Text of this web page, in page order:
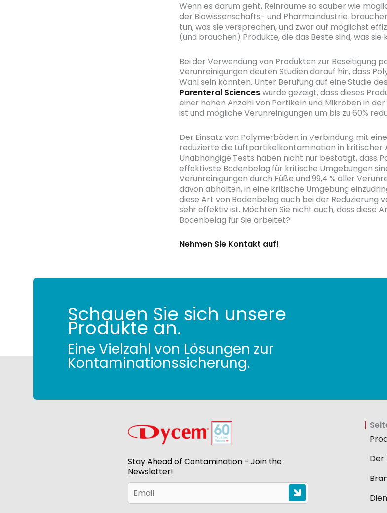
Wenn es darum geht, Reinräume so sauber wie
der Biowissenschafts- und Pharmaindustrie,
tun, was sie versprechen, und zwar auf möglichst
(und brauchen) Produkte, die das Beste sind, was sie
Bei der Verwendung von Produkten zur Beseitigung
Verunreinigungen deuten Studien darauf hin, dass
Wahl sein könnten. Unter Berufung auf eine Studie des
Parenteral Scienceswurde gezeigt, dass dieses
einer hohen Anzahl von Partikeln und Mikroben in
ist und mögliche Verunreinigungen um bis zu 60%
Der Einsatz von Polymerböden in Verbindung mit
reduzierte die Luftpartikelkontamination in kritischer
Unabhängige Tests haben nicht nur bestätigt, dass
effektivste Bodenbelag für kritische Umgebungen
Verunreinigungen durch Füße und 99,4 % aller
davon abhalten, in eine kritische Umgebung
diese Art von Bodenbelag auch bei der Reduzierung
sehr effektiv ist. Möchten Sie nicht auch, dass diese
Bodenbelag für Sie arbeitet?
Nehmen Sie Kontakt auf!
Schauen Sie sich unsere
Produkte an.
Eine Vielzahl von Lösungen zur
Kontaminationssicherung.
Stay Ahead of Contamination - Join the
Newsletter!
Der